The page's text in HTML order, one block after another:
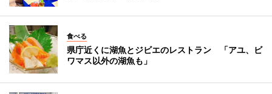
食べる
県庁近くに湖魚とジビエのレストラン 「アユ、ビ
ワマス以外の湖魚も」